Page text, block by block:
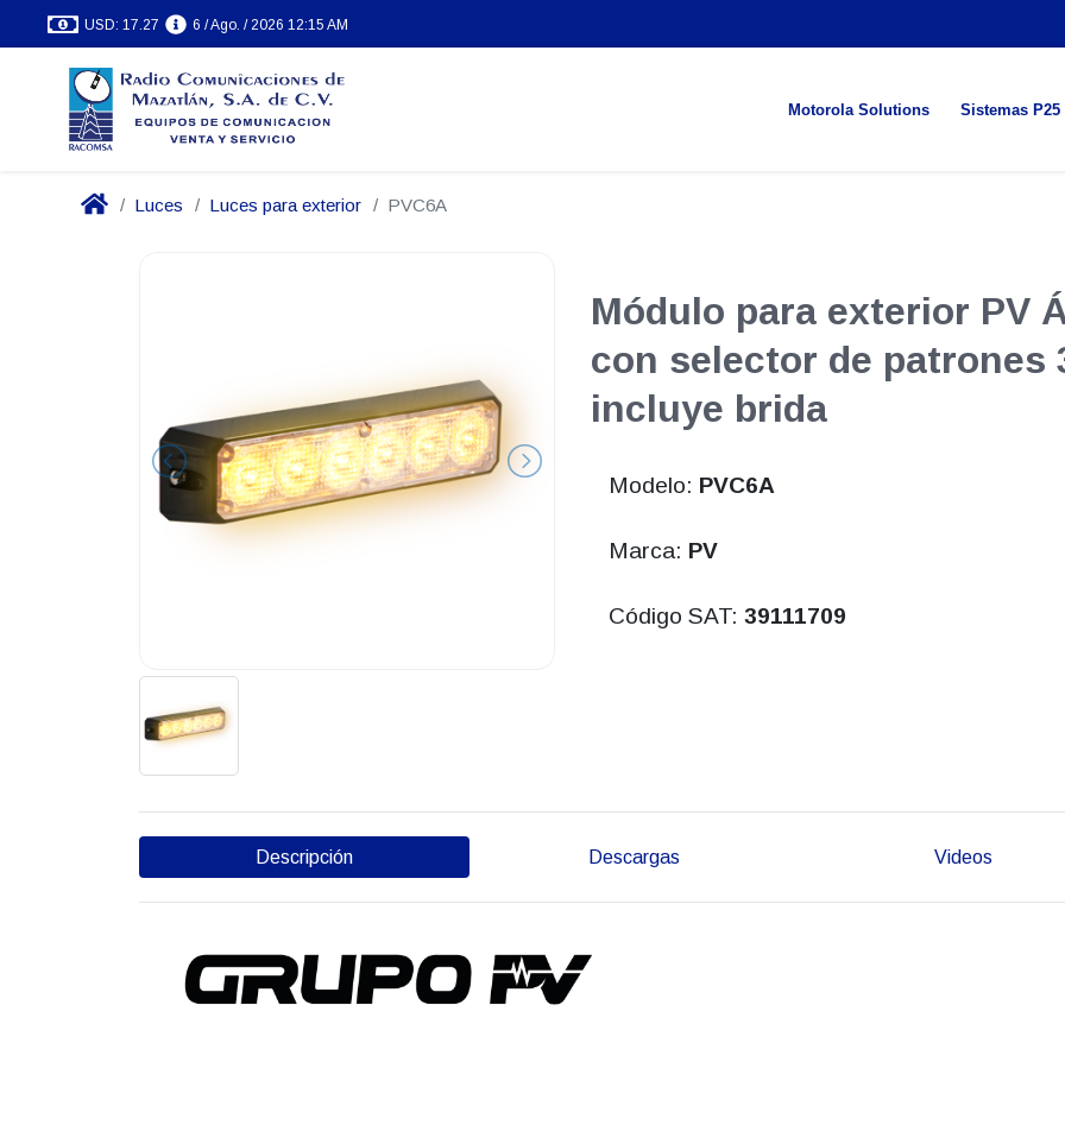
USD: 17.27 6 / Ago. / 2026 12:15 AM
Motorola Solutions Sistemas P25
Luces Luces para exterior PVC6A
Módulo para exterior PV
con selector de patrones
incluye brida
Modelo: PVC6A
Marca: PV
Código SAT: 39111709
Descripción Descargas Videos